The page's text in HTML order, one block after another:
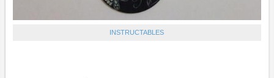
INSTRUCTABLES